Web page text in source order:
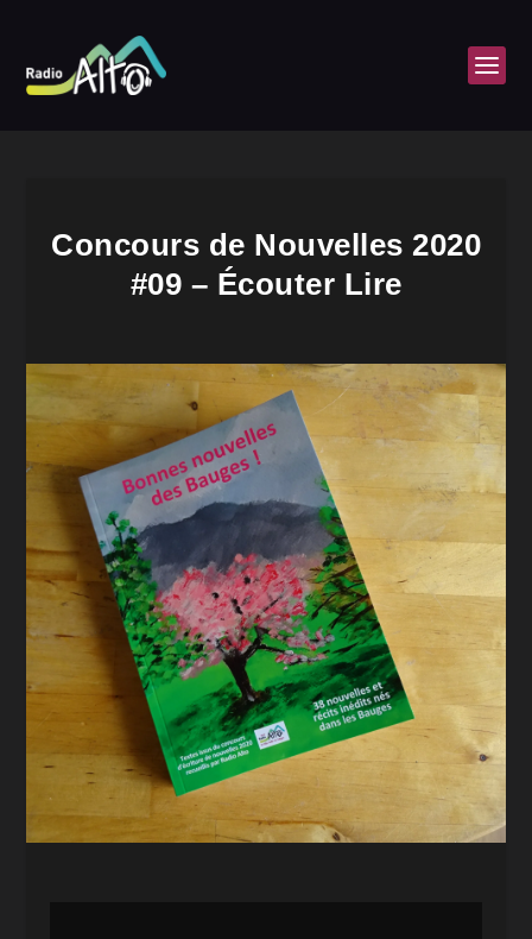
Concours de Nouvelles 2020
#09 – Écouter Lire